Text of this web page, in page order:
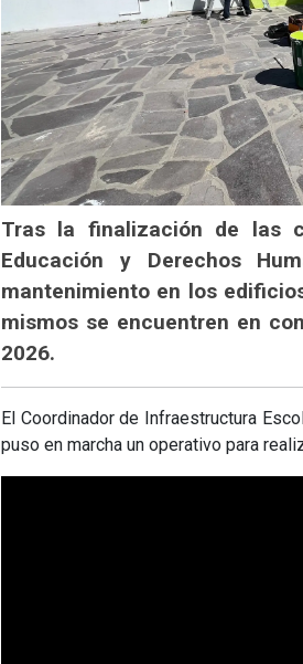
Tras la finalización de las
Educación y Derechos
mantenimiento en los
mismos se encuentren en
2026.
El Coordinador de Infraestructura
puso en marcha un operativo para